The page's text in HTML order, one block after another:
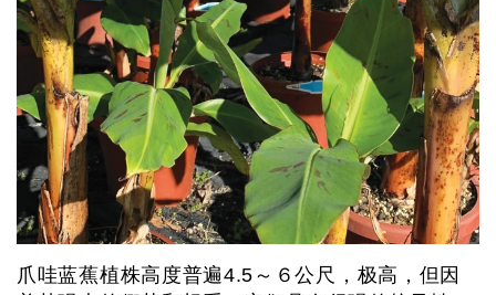
爪哇蓝蕉植株高度普遍4.5～６公尺，极高，但因